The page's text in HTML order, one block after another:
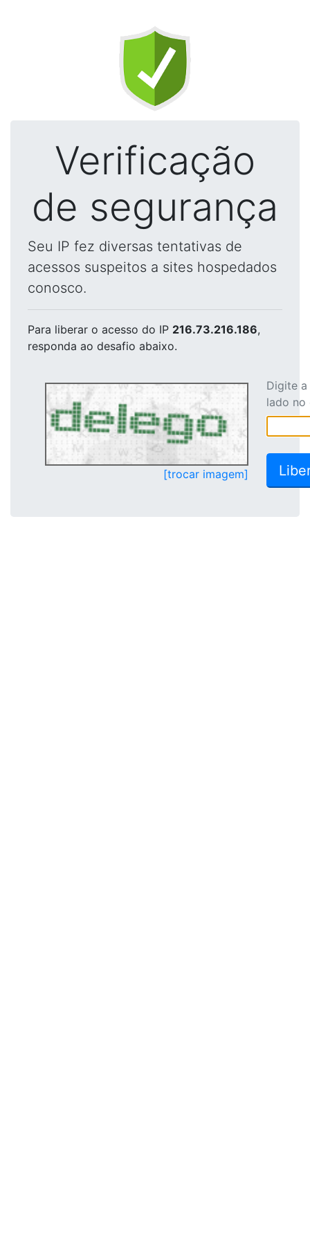
Verificação
de segurança
Seu IP fez diversas tentativas de
acessos suspeitos a sites hospedados
conosco.
Para liberar o acesso do IP 216.73.216.186,
responda ao desafio abaixo.
[trocar imagem]
Digite
lado no